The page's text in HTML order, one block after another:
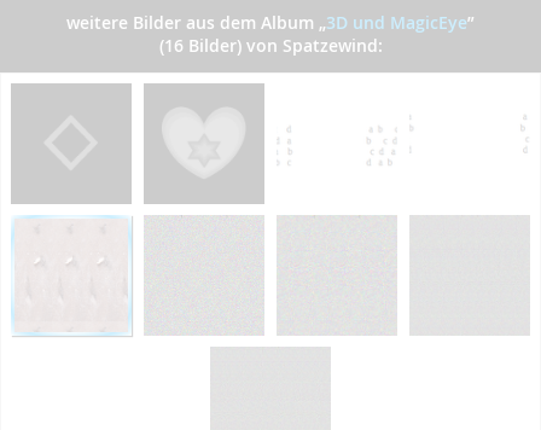
weitere Bilder aus dem Album „3D und MagicEye”
(16 Bilder) von Spatzewind: